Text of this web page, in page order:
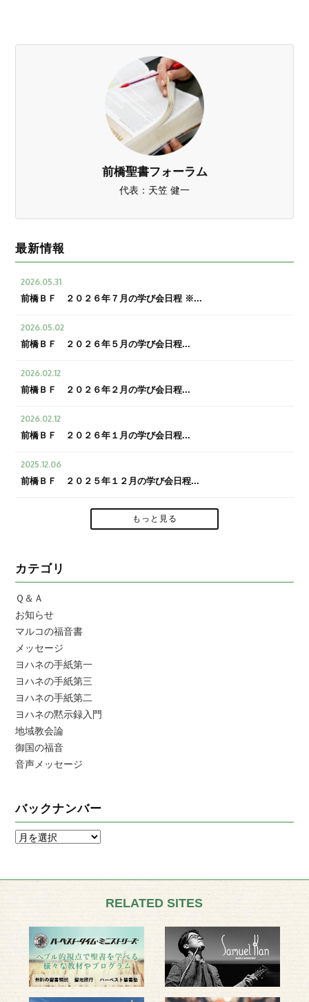
前橋聖書フォーラム
代表：天笠 健一
最新情報
2026.05.31
前橋ＢＦ ２０２６年７月の学び会日程 ※...
2026.05.02
前橋ＢＦ ２０２６年５月の学び会日程...
2026.02.12
前橋ＢＦ ２０２６年２月の学び会日程...
2026.02.12
前橋ＢＦ ２０２６年１月の学び会日程...
2025.12.06
前橋ＢＦ ２０２５年１２月の学び会日程...
もっと見る
カテゴリ
Ｑ＆Ａ
お知らせ
マルコの福音書
メッセージ
ヨハネの手紙第一
ヨハネの手紙第三
ヨハネの手紙第二
ヨハネの黙示録入門
地域教会論
御国の福音
音声メッセージ
バックナンバー
RELATED SITES